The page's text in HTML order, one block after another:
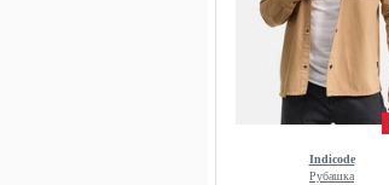
Indicode
Рубашка